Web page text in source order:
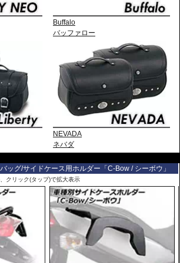
Buffalo
バッファロー
NEVADA
ネバダ
ッグ/サイドケース用ホルダー「C-Bow / シーボウ」
クリック(タップ)で拡大表示